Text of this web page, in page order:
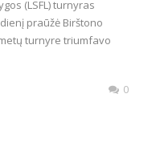
(LSFL) turnyras
praūžė Birštono
turnyre triumfavo
0